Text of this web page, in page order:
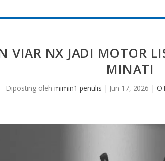
VIAR NX JADI MOTOR
MINATI
Diposting olehmimin1 penulis | Jun 17, 2026 |